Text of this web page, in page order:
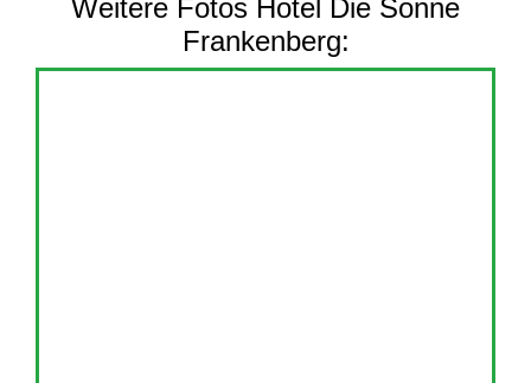
Weitere Fotos Hotel Die Sonne
Frankenberg: